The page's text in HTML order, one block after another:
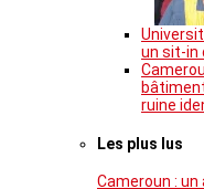
un sit-in
ruine
Les plus lus
Cameroun :